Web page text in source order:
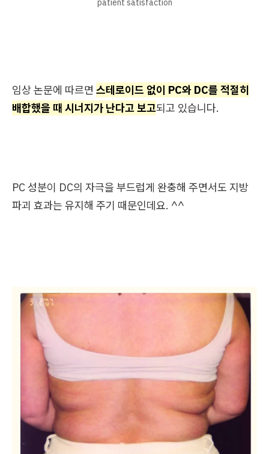
patient satisfaction
임상 논문에 따르면 스테로이드 없이 PC와 DC를 적절히
배합했을 때 시너지가 난다고 보고되고 있습니다.
PC 성분이 DC의 자극을 부드럽게 완충해 주면서도 지방
파괴 효과는 유지해 주기 때문인데요. ^^